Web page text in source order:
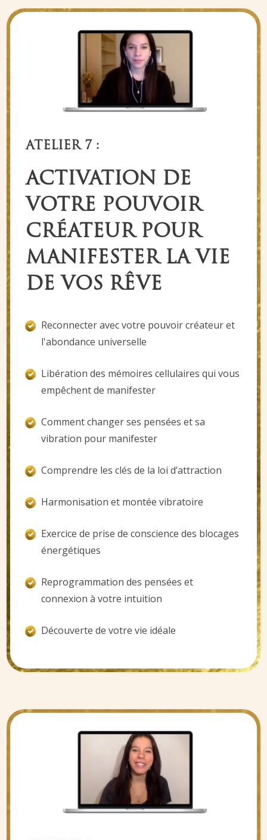
ATELIER 7 :
ACTIVATION DE
VOTRE POUVOIR
CRÉATEUR POUR
MANIFESTER LA VIE
DE VOS RÊVE
Reconnecter avec votre pouvoir créateur et
l'abondance universelle
Libération des mémoires cellulaires qui vous
empêchent de manifester
Comment changer ses pensées et sa
vibration pour manifester
Comprendre les clés de la loi d’attraction
Harmonisation et montée vibratoire
Exercice de prise de conscience des blocages
énergétiques
Reprogrammation des pensées et
connexion à votre intuition
Découverte de votre vie idéale